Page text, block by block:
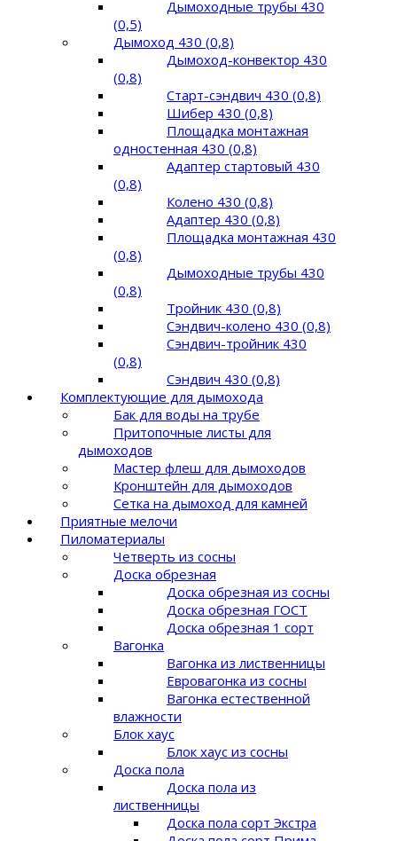
Дымоходные трубы 430
(0,5)
Дымоход 430 (0,8)
Дымоход-конвектор 430
(0,8)
Старт-сэндвич 430 (0,8)
Шибер 430 (0,8)
Площадка монтажная
одностенная 430 (0,8)
Адаптер стартовый 430
(0,8)
Колено 430 (0,8)
Адаптер 430 (0,8)
Площадка монтажная 430
(0,8)
Дымоходные трубы 430
(0,8)
Тройник 430 (0,8)
Сэндвич-колено 430 (0,8)
Сэндвич-тройник 430
(0,8)
Сэндвич 430 (0,8)
Комплектующие для дымохода
Бак для воды на трубе
Притопочные листы для
дымоходов
Мастер флеш для дымоходов
Кронштейн для дымоходов
Сетка на дымоход для камней
Приятные мелочи
Пиломатериалы
Четверть из сосны
Доска обрезная
Доска обрезная из сосны
Доска обрезная ГОСТ
Доска обрезная 1 сорт
Вагонка
Вагонка из лиственницы
Евровагонка из сосны
Вагонка естественной
влажности
Блок хаус
Блок хаус из сосны
Доска пола
Доска пола из
лиственницы
Доска пола сорт Экстра